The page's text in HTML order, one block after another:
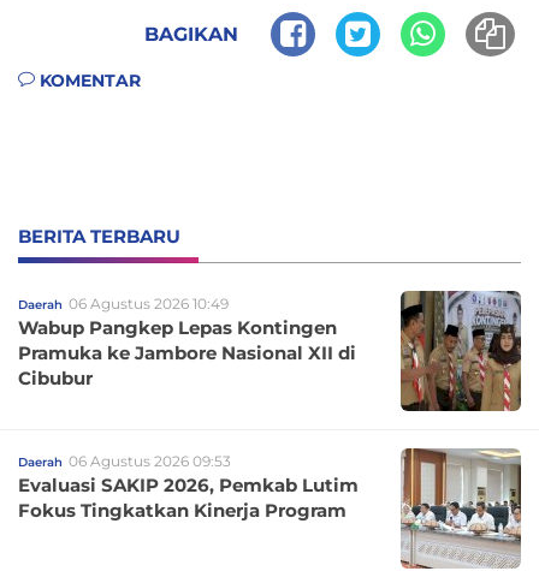
BAGIKAN
KOMENTAR
BERITA TERBARU
Daerah 06 Agustus 2026 10:49
Wabup Pangkep Lepas Kontingen
Pramuka ke Jambore Nasional XII di
Cibubur
Daerah 06 Agustus 2026 09:53
Evaluasi SAKIP 2026, Pemkab Lutim
Fokus Tingkatkan Kinerja Program